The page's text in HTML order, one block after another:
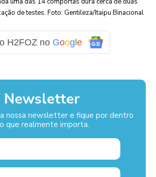
de testes. Foto: Gentileza/Itaipu Binacional
H2FOZ no Google
Newsletter
nossa newsletter e fique por dentro
que realmente importa.